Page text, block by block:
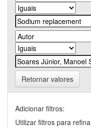
Retornar valores
Adicionar filtros:
Utilizar filtros para